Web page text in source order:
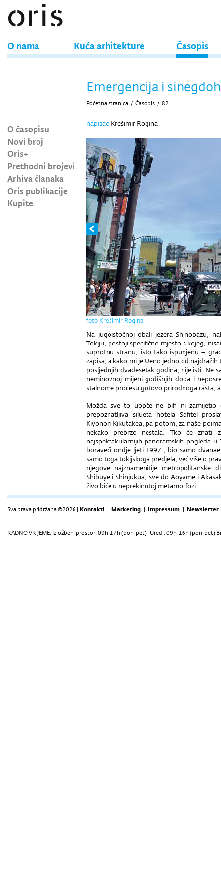
O nama Kuća arhitekture Časopis
O časopisu
Novi broj
Oris+
Prethodni brojevi
Arhiva članaka
Oris publikacije
Kupite
Emergencija i
Početna stranica / Časopis / 82
napisao Krešimir Rogina
foto Krešimir Rogina
Na jugoistočnoj obali jezera Shinobazu,
Tokiju, postoji specifično mjesto s kojeg,
suprotnu stranu, isto tako ispunjenu –
zapisa, a kako mi je Ueno jedno od
posljednjih dvadesetak godina, nije isti. Ne
neminovnoj mijeni godišnjih doba i
stalnome procesu gotovo prirodnoga rasta,
Možda sve to uopće ne bih ni zamijetio
prepoznatljiva silueta hotela Sofitel
Kiyonori Kikutakea, pa potom, za naše
nekako prebrzo nestala. Tko će
najspektakularnijih panoramskih pogleda
boraveći ondje ljeti 1997., bio samo
samo toga tokijskoga predjela, već više o
njegove najznamenitije metropolitanske
Shibuye i Shinjukua, sve do Aoyame i
živo biće u neprekinutoj metamorfozi.
Sva prava pridržana ©2026 | Kontakti | Marketing | Impressum | Newsletter
RADNO VRIJEME: Izložbeni prostor: 09h-17h (pon-pet) | Uredi: 09h-16h (pon-pet)